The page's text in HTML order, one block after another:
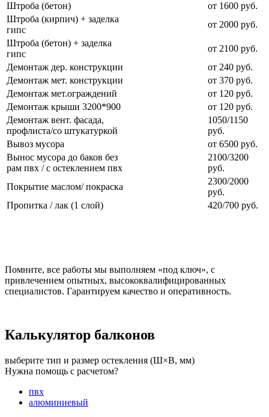
Штроба (бетон)
от 1600 руб.
Штроба (кирпич) + заделка
гипс
от 2000 руб.
Штроба (бетон) + заделка
гипс
от 2100 руб.
Демонтаж дер. конструкции
от 240 руб.
Демонтаж мет. конструкции
от 370 руб.
Демонтаж мет.ограждений
от 120 руб.
Демонтаж крыши 3200*900
от 120 руб.
Демонтаж вент. фасада,
профлиста/со штукатуркой
1050/1150
руб.
Вывоз мусора
от 6500 руб.
Вынос мусора до баков без
рам пвх / с остеклением пвх
2100/3200
руб.
Покрытие маслом/ покраска
2300/2000
руб.
Пропитка / лак (1 слой)
420/700 руб.
Помните, все работы мы выполняем «под ключ», с
привлечением опытных, высококвалифицированных
специалистов. Гарантируем качество и оперативность.
Калькулятор балконов
выберите тип и размер остекления (Ш×В, мм)
Нужна помощь с расчетом?
пвх
алюминиевый